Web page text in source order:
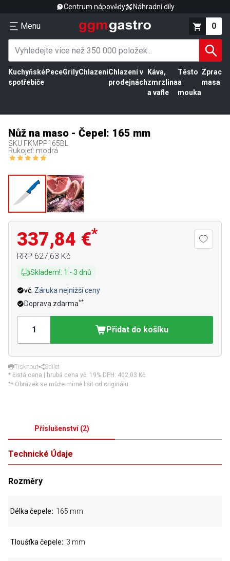
Centrum nápovědy Náhradní díly
Menu 0
Kuchyňské
spotřebiče
PeceGrilyChlazeníChlazení v
prodejnách
Káva,
zmrzlina
a vafle
Těsto
a
mouka
masa
Nůž na maso - Čepel: 165 mm
SKU FKMPP165BL
Rukojeť: modrá
337,84 €*
RRP 627,63 Kč
Skladem!: 1 - 3 dnů
vč. Záruka nejnižší ceny
Doprava zdarma**
Přidat do košíku
Tisknout
Sdílet
* čistá cena | hrubá cena vč. 19% DPH: 402,03 Kč
** Obrázek se může mírně lišit od originálu.
Příslušenství(2)
Technické Údaje
Rozměry
Délka čepele 165 mm
Tloušťka čepele 3 mm